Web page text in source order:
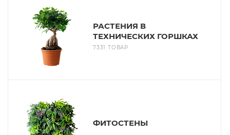
РАСТЕНИЯ В
ТЕХНИЧЕСКИХ ГОРШКАХ
7331 ТОВАР
ФИТОСТЕНЫ